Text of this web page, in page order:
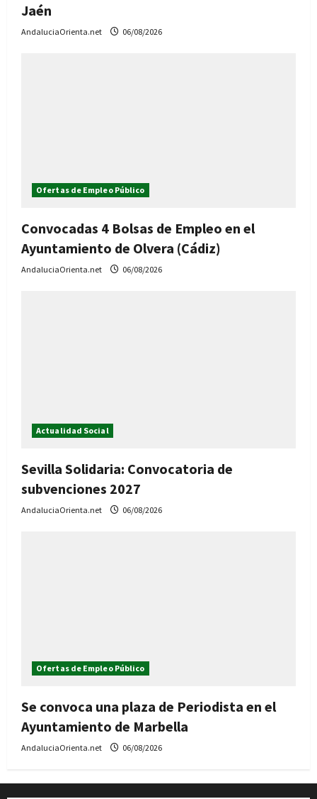
Jaén
AndaluciaOrienta.net 06/08/2026
Ofertas de Empleo Público
Convocadas 4 Bolsas de Empleo en el
Ayuntamiento de Olvera (Cádiz)
AndaluciaOrienta.net 06/08/2026
Actualidad Social
Sevilla Solidaria: Convocatoria de
subvenciones 2027
AndaluciaOrienta.net 06/08/2026
Ofertas de Empleo Público
Se convoca una plaza de Periodista en el
Ayuntamiento de Marbella
AndaluciaOrienta.net 06/08/2026